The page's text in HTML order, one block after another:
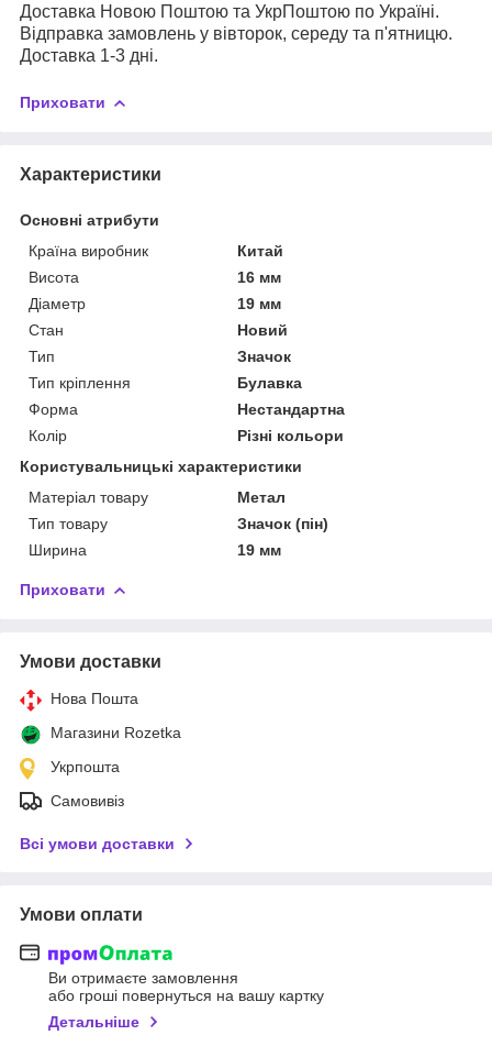
Доставка Новою Поштою та УкрПоштою по Україні.
Відправка замовлень у вівторок, середу та п'ятницю.
Доставка 1-3 дні.
Приховати
Характеристики
Основні атрибути
Країна виробник
Китай
Висота
16 мм
Діаметр
19 мм
Стан
Новий
Тип
Значок
Тип кріплення
Булавка
Форма
Нестандартна
Колір
Різні кольори
Користувальницькі характеристики
Матеріал товару
Метал
Тип товару
Значок (пін)
Ширина
19 мм
Приховати
Умови доставки
Нова Пошта
Магазини Rozetka
Укрпошта
Самовивіз
Всі умови доставки
Умови оплати
Ви отримаєте замовлення
або гроші повернуться на вашу картку
Детальніше